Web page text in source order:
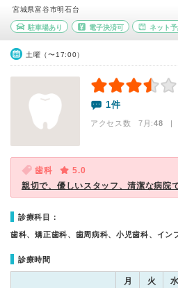
宮城県富谷市明石台
駐車場あり 電子決済可 ネット
土曜（〜17:00）
1件
アクセス数 7月:48 |
歯科
5.0
親切で、優しいスタッフ、清潔な病院
診療科目：
歯科、矯正歯科、歯周病科、小児歯科、イン
診療時間
月 火 水